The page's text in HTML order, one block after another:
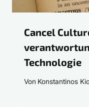
Cancel
Technologie
Von Konstantinos